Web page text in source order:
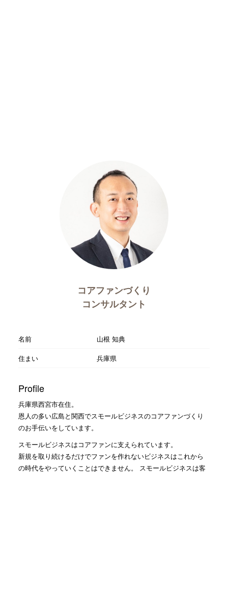
コアファンづくり
コンサルタント
名前
山根 知典
住まい
兵庫県
Profile
兵庫県西宮市在住。
恩人の多い広島と関西でスモールビジネスのコアファンづくり
のお手伝いをしています。
スモールビジネスはコアファンに支えられています。
新規を取り続けるだけでファンを作れないビジネスはこれから
の時代をやっていくことはできません。 スモールビジネスは客